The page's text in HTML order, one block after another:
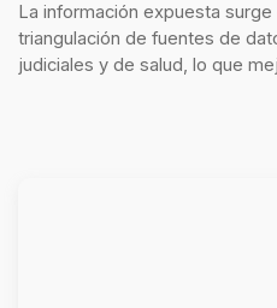
La información expuesta
triangulación de fuentes de
judiciales y de salud, lo que